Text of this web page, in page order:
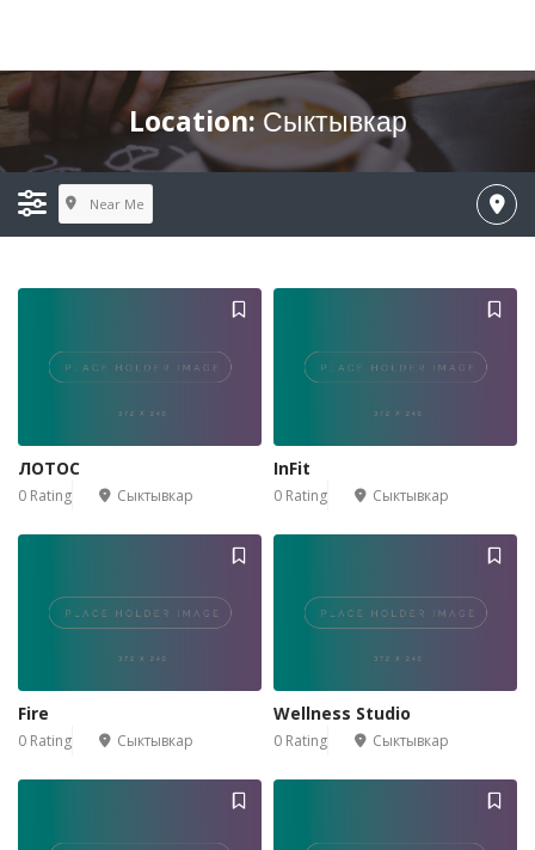
Location:Сыктывкар
Near Me
ЛОТОС
0 Rating Сыктывкар
InFit
0 Rating Сыктывкар
Fire
0 Rating Сыктывкар
Wellness Studio
0 Rating Сыктывкар